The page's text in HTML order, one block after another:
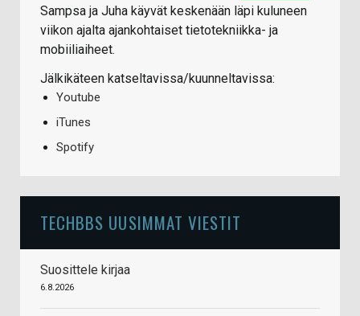
Sampsa ja Juha käyvät keskenään läpi kuluneen
viikon ajalta ajankohtaiset tietotekniikka- ja
mobiiliaiheet.
Jälkikäteen katseltavissa/kuunneltavissa:
Youtube
iTunes
Spotify
TECHBBS UUSIMMAT VIESTIT
Suosittele kirjaa
6.8.2026